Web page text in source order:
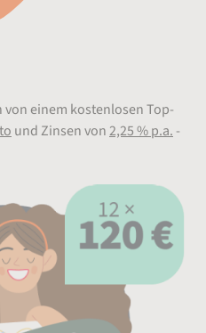
einem kostenlosen Top-
und Zinsen von2,25 % p.a. -